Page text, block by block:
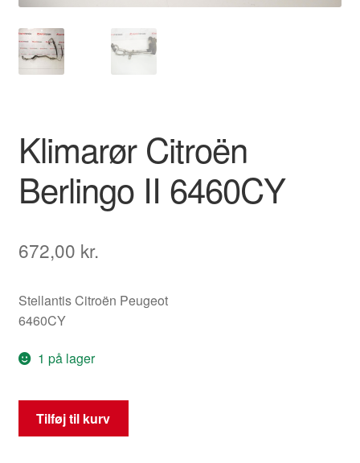
Om os
Klimarør Citroën
Berlingo II 6460CY
672,00 kr.
Stellantis Citroën Peugeot
6460CY
1 på lager
Klimarør
Citroën
Tilføj til kurv